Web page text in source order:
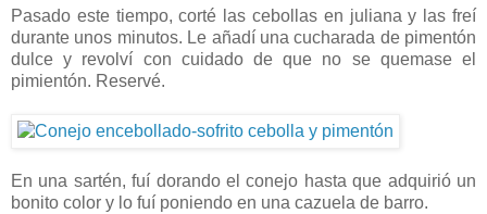
Pasado este tiempo, corté las cebollas en juliana y las freí
durante unos minutos. Le añadí una cucharada de pimentón
dulce y revolví con cuidado de que no se quemase el
pimientón. Reservé.
En una sartén, fuí dorando el conejo hasta que adquirió un
bonito color y lo fuí poniendo en una cazuela de barro.